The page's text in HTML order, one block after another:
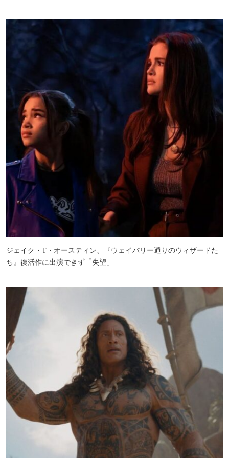
ジェイク・T・オースティン、『ウェイバリー通りのウィザードた
ち』復活作に出演できず「失望」